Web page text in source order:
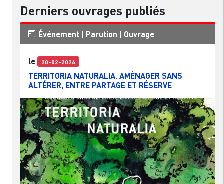
Derniers ouvrages publiés
Événement | Parution | Ouvrage
le 20-02-2026
TERRITORIA NATURALIA. AMÉNAGER SANS
ALTÉRER, ENTRE PARTAGE ET RÉSERVE